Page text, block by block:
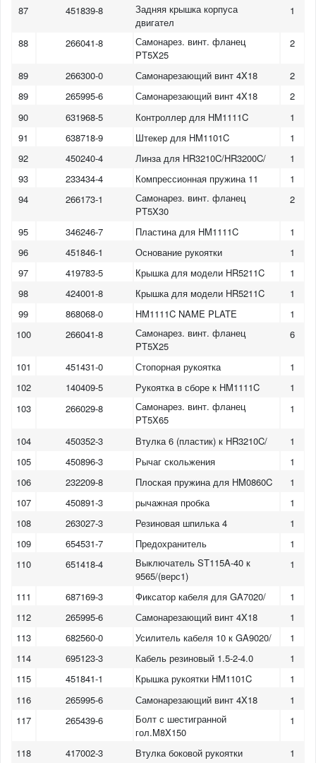
87
451839-8
Задняя крышка корпуса
двигател
1
88 266041-8
Самонарез. винт. фланец
PT5X25
2
89 266300-0 Самонарезающий винт 4X18
2
89
265995-6 Самонарезающий винт 4X18
2
90
631968-5 Контроллер для HM1111C
1
91
638718-9 Штекер для HM1101C
1
92
450240-4 Линза для HR3210C/HR3200C/
1
93
233434-4 Компрессионная пружина 11
1
94
266173-1
Самонарез. винт. фланец
PT5X30
2
95 346246-7 Пластина для HM1111C
1
96
451846-1 Основание рукоятки
1
97
419783-5 Крышка для модели HR5211C
1
98
424001-8 Крышка для модели HR5211C
1
99
868068-0 HM1111C NAME PLATE
1
100
266041-8
Самонарез. винт. фланец
PT5X25
6
101 451431-0 Стопорная рукоятка
1
102
140409-5 Рукоятка в сборе к HM1111C
1
103
266029-8
Самонарез. винт. фланец
PT5X65
1
104 450352-3 Втулка 6 (пластик) к HR3210C/
1
105
450896-3 Рычаг скольжения
1
106
232209-8 Плоская пружина для HM0860C
1
107
450891-3 рычажная пробка
1
108
263027-3 Резиновая шпилька 4
1
109
654531-7 Предохранитель
1
110
651418-4
Выключатель ST115A-40 к
9565/(верс1)
1
111 687169-3 Фиксатор кабеля для GA7020/
1
112
265995-6 Самонарезающий винт 4X18
1
113
682560-0 Усилитель кабеля 10 к GA9020/
1
114
695123-3 Кабель резиновый 1.5-2-4.0
1
115
451841-1 Крышка рукоятки HM1101C
1
116
265995-6 Самонарезающий винт 4X18
1
117
265439-6
Болт с шестигранной
гол.M8X150
1
118 417002-3 Втулка боковой рукоятки
1